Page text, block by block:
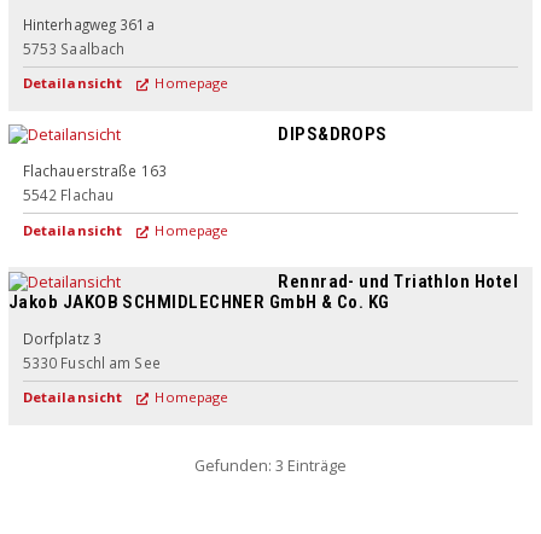
Hinterhagweg 361a
5753 Saalbach
Detailansicht Homepage
Superior
DIPS&DROPS
Flachauerstraße 163
5542 Flachau
Detailansicht Homepage
Rennrad- und Triathlon Hotel
Jakob JAKOB SCHMIDLECHNER GmbH & Co. KG
Dorfplatz 3
5330 Fuschl am See
Detailansicht Homepage
Gefunden: 3 Einträge